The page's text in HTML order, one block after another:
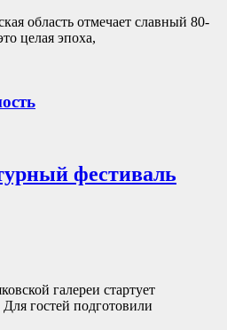
область отмечает славный 80-
целая эпоха,
фестиваль
галереи стартует
гостей подготовили